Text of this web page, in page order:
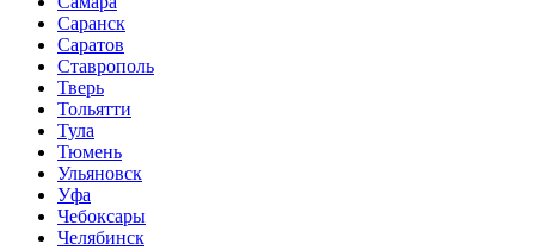
Саранск
Саратов
Ставрополь
Тверь
Тольятти
Тула
Тюмень
Ульяновск
Уфа
Чебоксары
Челябинск